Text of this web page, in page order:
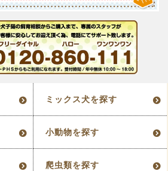
ミックス犬を探す
小動物を探す
爬虫類を探す